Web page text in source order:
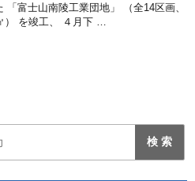
「富士山南陵工業団地」 （全14区画、
） を竣工、 ４月下 …